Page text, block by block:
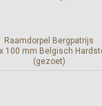
Raamdorpel Bergpatrijs
100 mm Belgisch
(gezoet)